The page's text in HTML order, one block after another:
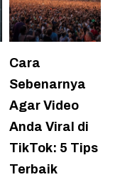
Cara
Sebenarnya
Agar Video
Anda Viral di
TikTok: 5 Tips
Terbaik